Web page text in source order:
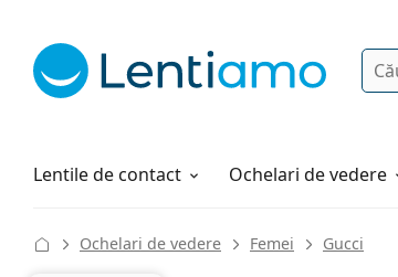
Lentile de contact
Soluții Ochelari de vedere
Cum comandați
Ochelari de vedere Femei Gucci